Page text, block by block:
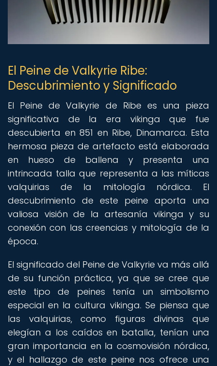
El Peine de Valkyrie Ribe:
Descubrimiento y Significado
El Peine de Valkyrie de Ribe es una pieza
significativa de la era vikinga que fue
descubierta en 851 en Ribe, Dinamarca. Esta
hermosa pieza de artefacto está elaborada
en hueso de ballena y presenta una
intrincada talla que representa a las míticas
valquirias de la mitología nórdica. El
descubrimiento de este peine aporta una
valiosa visión de la artesanía vikinga y su
conexión con las creencias y mitología de la
época.
El significado del Peine de Valkyrie va más allá
de su función práctica, ya que se cree que
este tipo de peines tenía un simbolismo
especial en la cultura vikinga. Se piensa que
las valquirias, como figuras divinas que
elegían a los caídos en batalla, tenían una
gran importancia en la cosmovisión nórdica,
y el hallazgo de este peine nos ofrece una